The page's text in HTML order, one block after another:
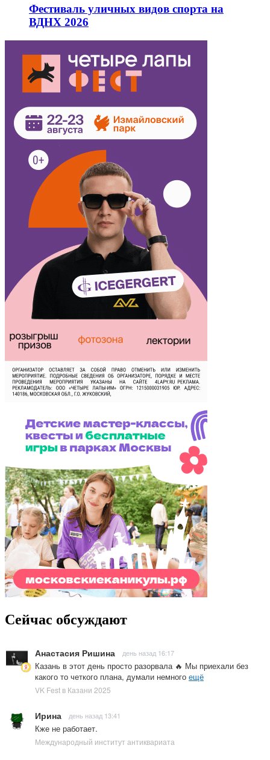
Фестиваль уличных видов спорта на
ВДНХ 2026
Сейчас обсуждают
Анастасия Ришина день назад 16:17
Казань в этот день просто разорвала 🔥 Мы приехали без
какого то четкого плана, думали немного ещё
VK Fest в Казани 2025
Ирина день назад 13:41
Кже не работает.
Международный институт антиквариата